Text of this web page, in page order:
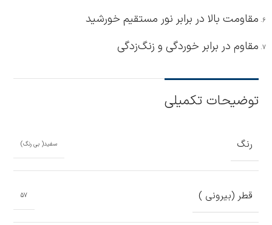
مقاومت بالا در برابر نور مستقیم خورشید
مقاوم در برابر خوردگی و زنگ‌زدگی
توضیحات تکمیلی
رنگ سفید( بی رنگ)
قطر (بیرونی ) 57